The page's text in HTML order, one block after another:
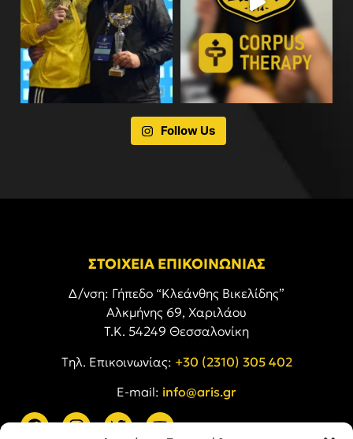
Follow Us
ΣΤΟΙΧΕΙΑ ΕΠΙΚΟΙΝΩΝΙΑΣ
Δ/νση: Γήπεδο “Κλεάνθης Βικελίδης”
Αλκμήνης 69, Χαριλάου
Τ.Κ. 54249 Θεσσαλονίκη
Tηλ. Επικοινωνίας: +30 (2310) 305 402
E-mail: info@aris.gr